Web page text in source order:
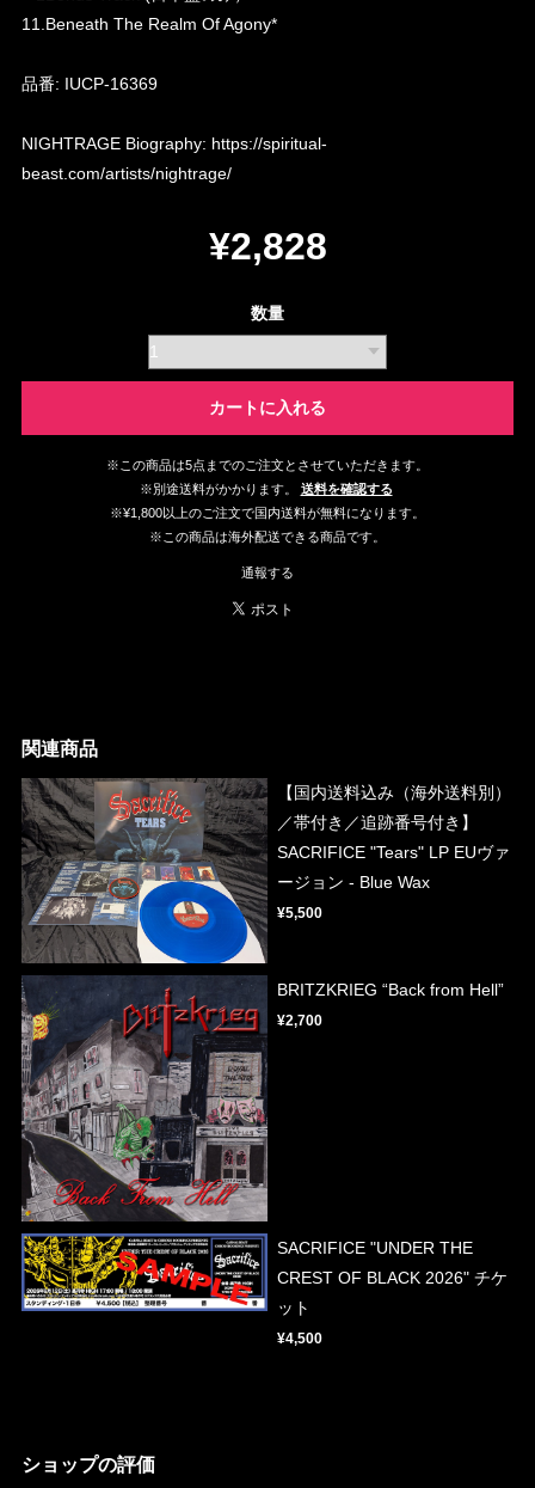
11.Beneath The Realm Of Agony*
品番: IUCP-16369
NIGHTRAGE Biography: https://spiritual-
beast.com/artists/nightrage/
¥2,828
数量
カートに入れる
※この商品は5点までのご注文とさせていただきます。
※別途送料がかかります。
送料を確認する
※¥1,800以上のご注文で国内送料が無料になります。
※この商品は海外配送できる商品です。
通報する
関連商品
【国内送料込み（海外送料別）
／帯付き／追跡番号付き】
SACRIFICE "Tears" LP EUヴァ
ージョン - Blue Wax
¥5,500
BRITZKRIEG “Back from Hell”
¥2,700
SACRIFICE "UNDER THE
CREST OF BLACK 2026" チケ
ット
¥4,500
ショップの評価